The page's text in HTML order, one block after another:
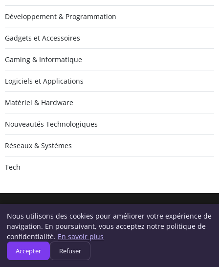
Développement & Programmation
Gadgets et Accessoires
Gaming & Informatique
Logiciels et Applications
Matériel & Hardware
Nouveautés Technologiques
Réseaux & Systèmes
Tech
Geeksunite.net
Inscrivez-vous pour recevoir nos derniers articles directement
dans votre boîte mail.
Nous utilisons des cookies pour améliorer votre expérience de
navigation. En poursuivant, vous acceptez notre politique de
confidentialité. En savoir plus
Accepter Refuser